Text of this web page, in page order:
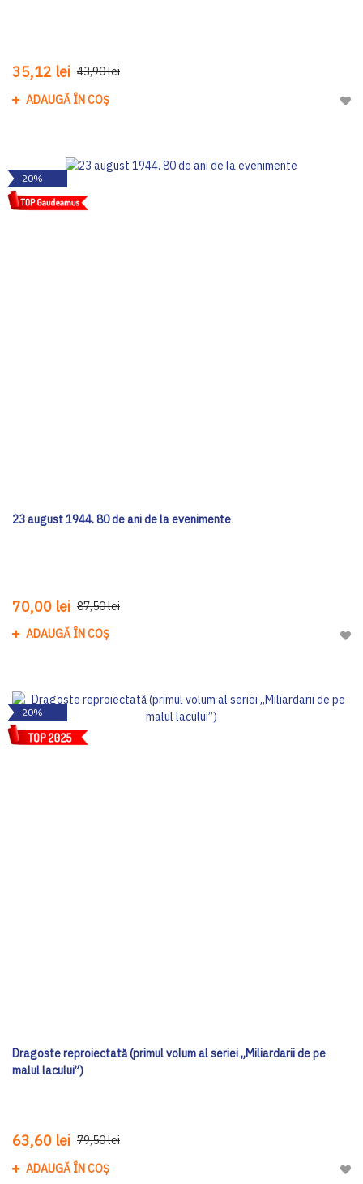
35,12 lei 43,90 lei
ADAUGĂ ÎN COȘ
-20%
23 august 1944. 80 de ani de la evenimente
70,00 lei 87,50 lei
ADAUGĂ ÎN COȘ
-20%
Dragoste reproiectată (primul volum al seriei „Miliardarii de pe
malul lacului”)
63,60 lei 79,50 lei
ADAUGĂ ÎN COȘ